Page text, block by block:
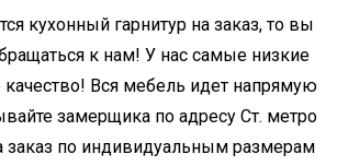
кухонный гарнитур на заказ, то вы
к нам! У нас самые низкие
Вся мебель идет напрямую
замерщика по адресу Ст. метро
заказ по индивидуальным размерам